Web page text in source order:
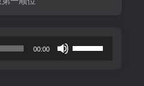
00:00
用